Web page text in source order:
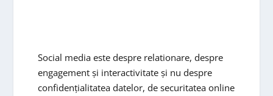
Social media este despre relationare, despre
engagement și interactivitate și nu despre
confidențialitatea datelor, de securitatea online